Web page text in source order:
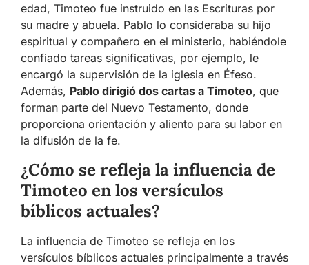
edad, Timoteo fue instruido en las Escrituras por
su madre y abuela. Pablo lo consideraba su hijo
espiritual y compañero en el ministerio, habiéndole
confiado tareas significativas, por ejemplo, le
encargó la supervisión de la iglesia en Éfeso.
Además, Pablo dirigió dos cartas a Timoteo, que
forman parte del Nuevo Testamento, donde
proporciona orientación y aliento para su labor en
la difusión de la fe.
¿Cómo se refleja la influencia de
Timoteo en los versículos
bíblicos actuales?
La influencia de Timoteo se refleja en los
versículos bíblicos actuales principalmente a través